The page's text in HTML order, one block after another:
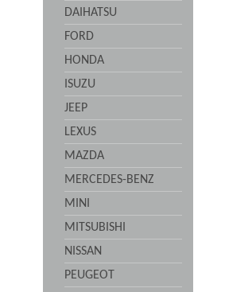
DAIHATSU
FORD
HONDA
ISUZU
JEEP
LEXUS
MAZDA
MERCEDES-BENZ
MINI
MITSUBISHI
NISSAN
PEUGEOT